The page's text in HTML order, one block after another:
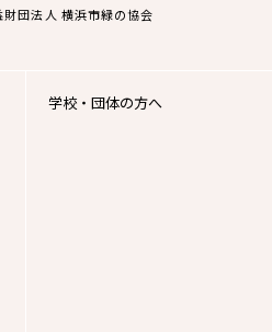
団法人 横浜市緑の協会
学校・団体の方へ